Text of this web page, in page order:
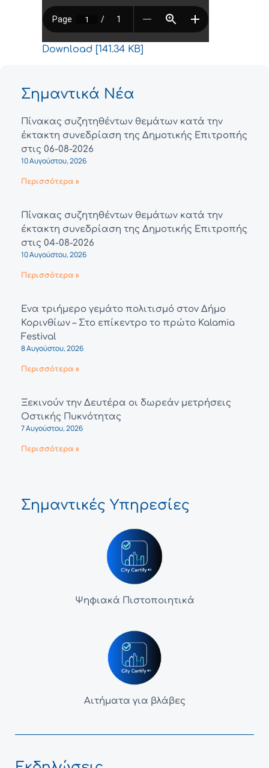
Download [141.34 KB]
Σημαντικά Νέα
Πίνακας συζητηθέντων θεμάτων κατά την
έκτακτη συνεδρίαση της Δημοτικής Επιτροπής
στις 06-08-2026
10 Αυγούστου, 2026
Περισσότερα »
Πίνακας συζητηθέντων θεμάτων κατά την
έκτακτη συνεδρίαση της Δημοτικής Επιτροπής
στις 04-08-2026
10 Αυγούστου, 2026
Περισσότερα »
Ένα τριήμερο γεμάτο πολιτισμό στον Δήμο
Κορινθίων – Στο επίκεντρο το πρώτο Kalamia
Festival
8 Αυγούστου, 2026
Περισσότερα »
Ξεκινούν την Δευτέρα οι δωρεάν μετρήσεις
Οστικής Πυκνότητας
7 Αυγούστου, 2026
Περισσότερα »
Σημαντικές Υπηρεσίες
Ψηφιακά Πιστοποιητικά
Αιτήματα για βλάβες